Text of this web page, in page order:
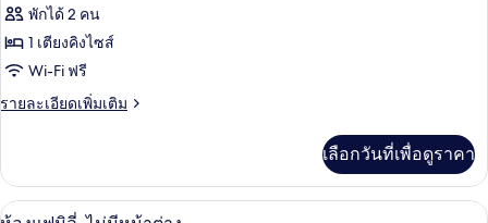
ของ
ห้อง
จู
เนียร์
ไม่มี
หน้าต่าง
พักได้ 2 คน
1 เตียงคิงไซส์
Wi-Fi ฟรี
รายละเอียดเพิ่มเติม
ราย
เกี่ยว
กับ
เลือกวันที่เพื่อดูราคา
เปิด
โต๊ะทำงาน, พื้นที่ทำงานแบบใช้แล็ปท็อ